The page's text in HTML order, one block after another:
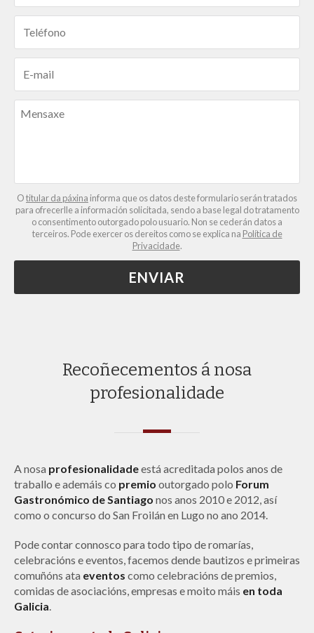
Catering a domicilio en festas e
eventos en Galicia
EnPulpería Porta Cateringlevamosdende 1995
percorrendo Galicia e instalándose enfestas, romarías,
celebracións... Alí onde a xente está de celebración, nós
instalámonos para compartir con eles a festa, a comida e un
Somosespecialistas en catering a domicilioe a nosa
ampla experienciano sector nos avala. Si está buscando un
catering de confianza,